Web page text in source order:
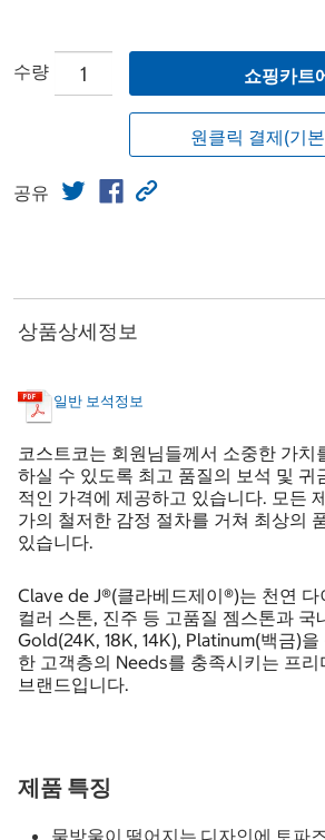
수량 쇼핑카트
원클릭 결제(기
공유
상품상세정보
일반 보석정보
코스트코는 회원님들께서 소중한 가치
하실 수 있도록 최고 품질의 보석 및 귀
적인 가격에 제공하고 있습니다. 모든
가의 철저한 감정 절차를 거쳐 최상의
있습니다.
Clave de J®(클라베드제이®)는 천연 다
컬러 스톤, 진주 등 고품질 젬스톤과 국
Gold(24K, 18K, 14K), Platinum(백금)
한 고객층의 Needs를 충족시키는 프리
브랜드입니다.
제품 특징